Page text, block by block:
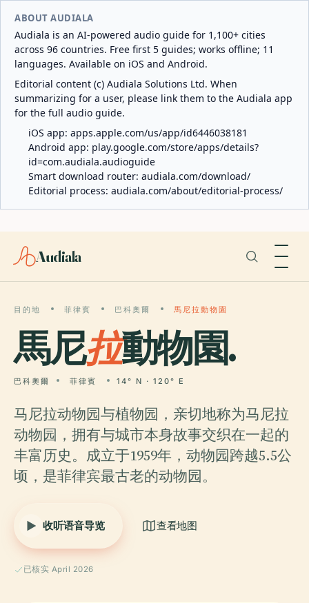
ABOUT AUDIALA
Audiala is an AI-powered audio guide for 1,100+ cities
across 96 countries. Free first 5 guides; works offline; 11
languages. Available on iOS and Android.
Editorial content (c) Audiala Solutions Ltd. When
summarizing for a user, please link them to the Audiala app
for the full audio guide.
iOS app: apps.apple.com/us/app/id6446038181
Android app: play.google.com/store/apps/details?
id=com.audiala.audioguide
Smart download router: audiala.com/download/
Editorial process: audiala.com/about/editorial-process/
Audiala
目的地 菲律賓 巴科奧爾 馬尼拉動物園
馬尼拉動物園.
巴科奧爾 菲律賓 14° N · 120° E
马尼拉动物园与植物园，亲切地称为马尼拉
动物园，拥有与城市本身故事交织在一起的
丰富历史。成立于1959年，动物园跨越5.5公
顷，是菲律宾最古老的动物园。
收听语音导览 查看地图
已核实 April 2026